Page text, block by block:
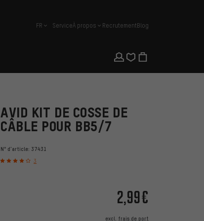
français
FR ServiceÀ propos RecrutementBlog
AVID KIT DE COSSE DE
CÂBLE POUR BB5/7
N° d'article: 37431
3
2,99€
excl. frais de port